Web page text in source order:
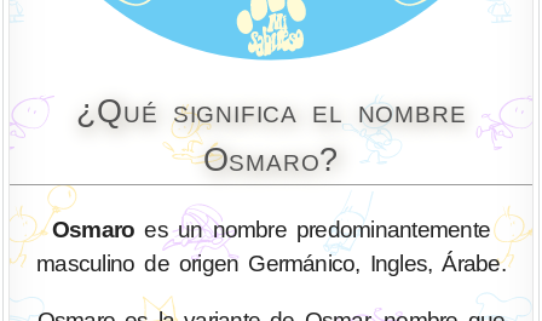
¿Qué significa el nombre
Osmaro?
Osmaro es un nombre predominantemente
masculino de origen Germánico, Ingles, Árabe.